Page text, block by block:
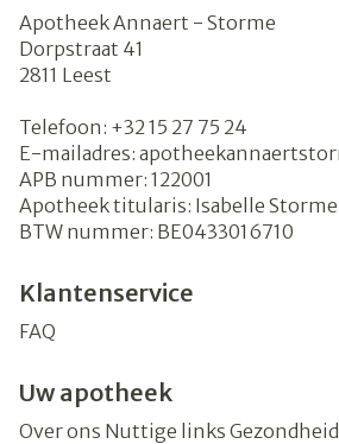
Apotheek Annaert - Storme
Dorpstraat 41
2811 Leest
Telefoon: +32 15 27 75 24
E-mailadres:
APB nummer: 122001
Apotheek titularis: Isabelle Storme
BTW nummer: BE0433016710
Klantenservice
FAQ
Uw apotheek
Over ons Nuttige links